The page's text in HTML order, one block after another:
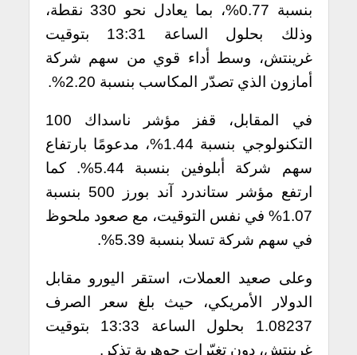
بنسبة 0.77%، بما يعادل نحو 330 نقطة،
وذلك بحلول الساعة 13:31 بتوقيت
غرينتش، وسط أداء قوي من سهم شركة
أمازون الذي تصدّر المكاسب بنسبة 2.20%.
في المقابل، قفز مؤشر ناسداك 100
التكنولوجي بنسبة 1.44%، مدعومًا بارتفاع
سهم شركة أبلوفين بنسبة 5.44%. كما
ارتفع مؤشر ستاندرد آند بورز 500 بنسبة
1.07% في نفس التوقيت، مع صعود ملحوظ
في سهم شركة تسلا بنسبة 5.39%.
وعلى صعيد العملات، استقر اليورو مقابل
الدولار الأمريكي، حيث بلغ سعر الصرف
1.08237 بحلول الساعة 13:33 بتوقيت
غرينتش، دون تغيّرات جوهرية تذكر.